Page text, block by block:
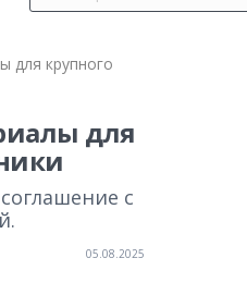
для крупного
для
с
05.08.2025